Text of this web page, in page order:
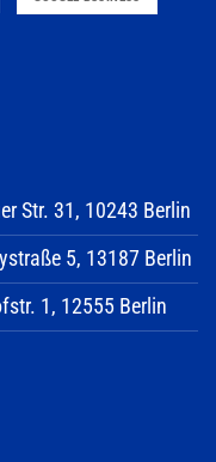
Str. 31, 10243 Berlin
5, 13187 Berlin
1, 12555 Berlin